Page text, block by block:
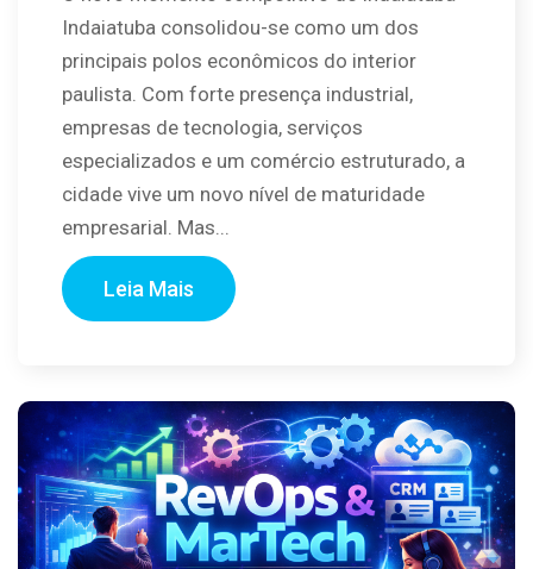
Indaiatuba consolidou-se como um dos
principais polos econômicos do interior
paulista. Com forte presença industrial,
empresas de tecnologia, serviços
especializados e um comércio estruturado, a
cidade vive um novo nível de maturidade
empresarial. Mas...
Leia Mais